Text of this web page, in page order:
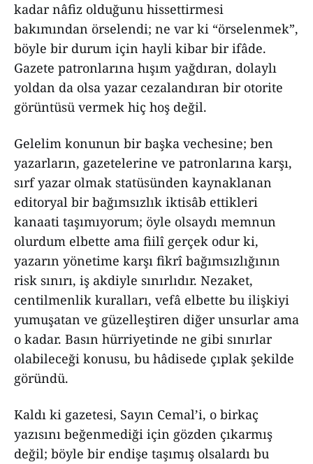
kadar nâfiz olduğunu hissettirmesi
bakımından örselendi; ne var ki “örselenmek”,
böyle bir durum için hayli kibar bir ifâde.
Gazete patronlarına hışım yağdıran, dolaylı
yoldan da olsa yazar cezalandıran bir otorite
görüntüsü vermek hiç hoş değil.
Gelelim konunun bir başka vechesine; ben
yazarların, gazetelerine ve patronlarına karşı,
sırf yazar olmak statüsünden kaynaklanan
editoryal bir bağımsızlık iktisâb ettikleri
kanaati taşımıyorum; öyle olsaydı memnun
olurdum elbette ama fiilî gerçek odur ki,
yazarın yönetime karşı fikrî bağımsızlığının
risk sınırı, iş akdiyle sınırlıdır. Nezaket,
centilmenlik kuralları, vefâ elbette bu ilişkiyi
yumuşatan ve güzelleştiren diğer unsurlar ama
o kadar. Basın hürriyetinde ne gibi sınırlar
olabileceği konusu, bu hâdisede çıplak şekilde
göründü.
Kaldı ki gazetesi, Sayın Cemal’i, o birkaç
yazısını beğenmediği için gözden çıkarmış
değil; böyle bir endişe taşımış olsalardı bu